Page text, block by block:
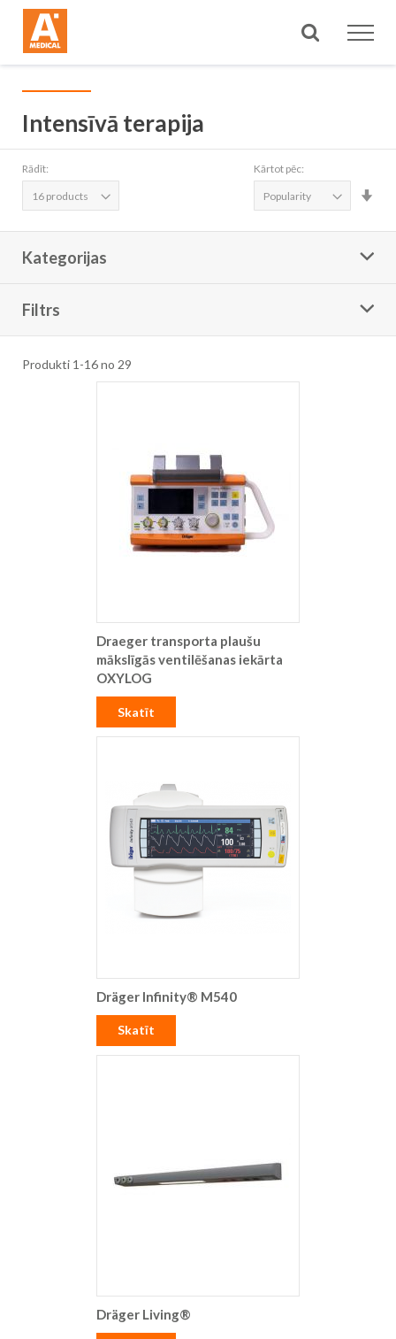
Meklēt
Intensīvā terapija
Rādīt: Kārtot pēc:
Kategorijas
Filtrs
Produkti 1 -16no 29
Draeger transporta plaušu
mākslīgās ventilēšanas iekārta
OXYLOG
Skatīt
Dräger Infinity® M540
Skatīt
Dräger Living®